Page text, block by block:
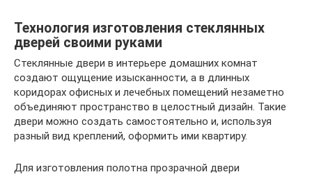
Технология изготовления стеклянных
дверей своими руками
Стеклянные двери в интерьере домашних комнат
создают ощущение изысканности, а в длинных
коридорах офисных и лечебных помещений незаметно
объединяют пространство в целостный дизайн. Такие
двери можно создать самостоятельно и, используя
разный вид креплений, оформить ими квартиру.
Для изготовления полотна прозрачной двери